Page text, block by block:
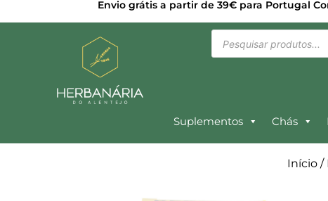
Envio grátis a partir de 39€ para Portugal
Suplementos Chás
Início/